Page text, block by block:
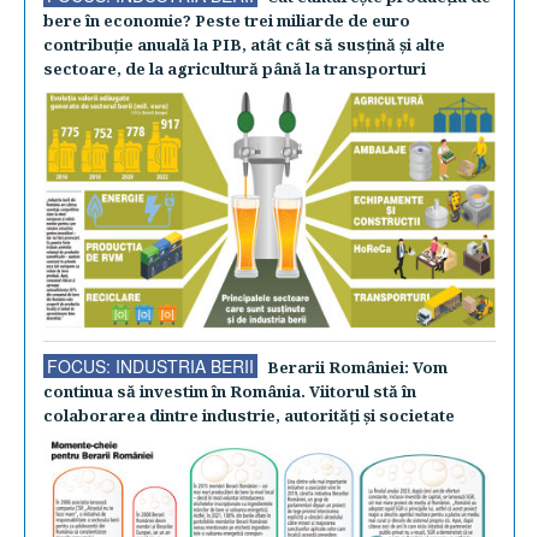
bere în economie? Peste trei miliarde de euro
contribuţie anuală la PIB, atât cât să susţină şi alte
sectoare, de la agricultură până la transporturi
FOCUS: INDUSTRIA BERII
Berarii României: Vom
continua să investim în România. Viitorul stă în
colaborarea dintre industrie, autorităţi şi societate